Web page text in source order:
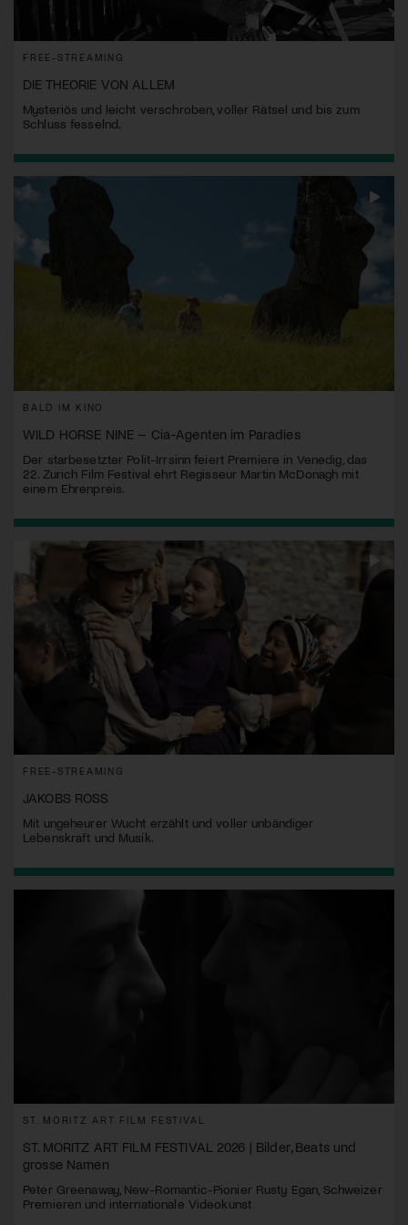
FREE-STREAMING
DIE THEORIE VON ALLEM
Mysteriös und leicht verschroben, voller Rätsel und bis zum
Schluss fesselnd.
BALD IM KINO
WILD HORSE NINE – Cia-Agenten im Paradies
Der starbesetzter Polit-Irrsinn feiert Premiere in Venedig, das
22. Zurich Film Festival ehrt Regisseur Martin McDonagh mit
einem Ehrenpreis.
FREE-STREAMING
JAKOBS ROSS
Mit ungeheurer Wucht erzählt und voller unbändiger
Lebenskraft und Musik.
ST. MORITZ ART FILM FESTIVAL
ST. MORITZ ART FILM FESTIVAL 2026 | Bilder, Beats und
grosse Namen
Peter Greenaway, New-Romantic-Pionier Rusty Egan, Schweizer
Premieren und internationale Videokunst